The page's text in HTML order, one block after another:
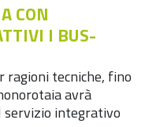
CON
I BUS-
ragioni tecniche, fino
avrà
servizio integrativo